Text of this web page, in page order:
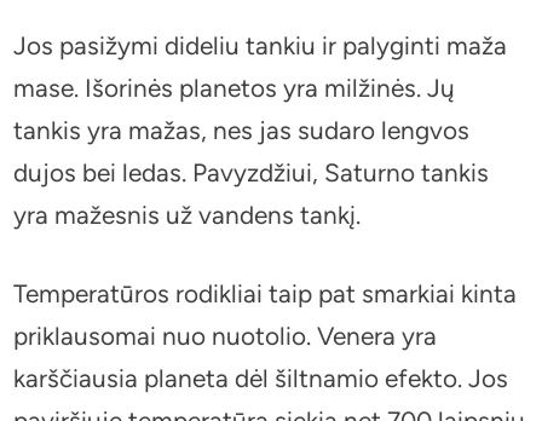
Jos pasižymi dideliu tankiu ir palyginti maža
mase. Išorinės planetos yra milžinės. Jų
tankis yra mažas, nes jas sudaro lengvos
dujos bei ledas. Pavyzdžiui, Saturno tankis
yra mažesnis už vandens tankį.
Temperatūros rodikliai taip pat smarkiai kinta
priklausomai nuo nuotolio. Venera yra
karščiausia planeta dėl šiltnamio efekto. Jos